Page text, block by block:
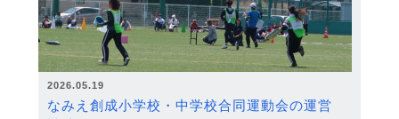
2026.05.19
なみえ創成小学校・中学校合同運動会の運営